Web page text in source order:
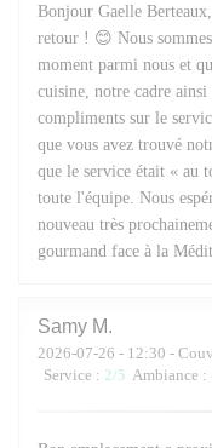
Bonjour Gaelle
retour ! 😊 Nous
moment parmi nous et
cuisine, notre cadre
compliments sur le
que vous avez trouvé
que le service était « au
toute l'équipe. Nous
nouveau très
gourmand face à la
Samy M
2026-07-26 - 12:30 -
Service : 2/5 Ambiance :